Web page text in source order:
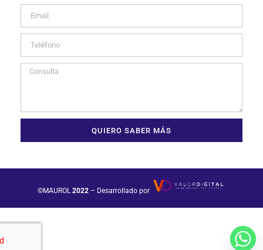
QUIERO SABER MÁS
©MAUROL2022 – Desarrollado por